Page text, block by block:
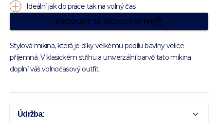
Ideální jak do práce tak na volný čas
PRODUKT JE NEDOSTUPNÝ
Stylová mikina, která je díky velkému podílu bavlny velice
příjemná. V klasickém střihu a univerzální barvě tato mikina
doplní váš volnočasový outfit.
Údržba: